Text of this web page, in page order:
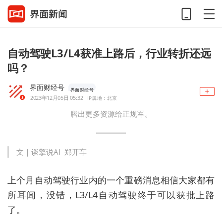
自动驾驶L3/L4获准上路后，行业转折还远
吗？
界面财经号 界面财经号
2023年12月05日 05:32 IP属地：北京
腾出更多资源给正规军。
文｜谈擎说AI 郑开车
上个月自动驾驶行业内的一个重磅消息相信大家都有
所耳闻，没错，L3/L4自动驾驶终于可以获批上路
了。